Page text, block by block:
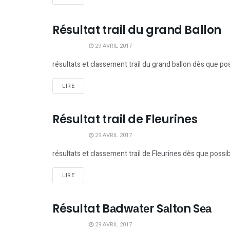
RÉSULTATS TRAILS
Résultat trail du grand Ballon
29 AVRIL 2017
résultats et classement trail du grand ballon dès que
LIRE
RÉSULTATS TRAILS
Résultat trail de Fleurines
29 AVRIL 2017
résultats et classement trail de Fleurines dès que
LIRE
RÉSULTATS TRAILS
Résultat Bаdwаtеr Sаltоn Sеа
29 AVRIL 2017